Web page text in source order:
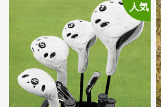
人気